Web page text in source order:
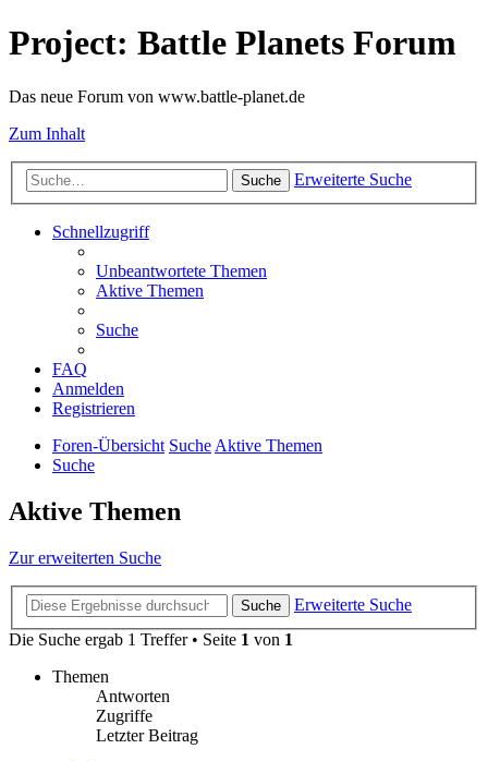
Project: Battle Planets Forum
Das neue Forum von www.battle-planet.de
Zum Inhalt
Suche Erweiterte Suche
Schnellzugriff
Unbeantwortete Themen
Aktive Themen
Suche
FAQ
Anmelden
Registrieren
Foren-Übersicht SucheAktive Themen
Suche
Aktive Themen
Zur erweiterten Suche
Suche
Erweiterte Suche
Die Suche ergab 1 Treffer • Seite 1 von 1
Themen
Antworten
Zugriffe
Letzter Beitrag